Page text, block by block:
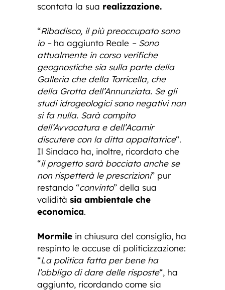
scontata la sua realizzazione.
“Ribadisco, il più preoccupato sono
io – ha aggiunto Reale – Sono
attualmente in corso verifiche
geognostiche sia sulla parte della
Galleria che della Torricella, che
della Grotta dell’Annunziata. Se gli
studi idrogeologici sono negativi non
si fa nulla. Sarà compito
dell’Avvocatura e dell’Acamir
discutere con la ditta appaltatrice“.
Il Sindaco ha, inoltre, ricordato che
“il progetto sarà bocciato anche se
non rispetterà le prescrizioni” pur
restando “convinto” della sua
validità sia ambientale che
economica.
Mormile in chiusura del consiglio, ha
respinto le accuse di politicizzazione:
“La politica fatta per bene ha
l’obbligo di dare delle risposte“, ha
aggiunto, ricordando come sia